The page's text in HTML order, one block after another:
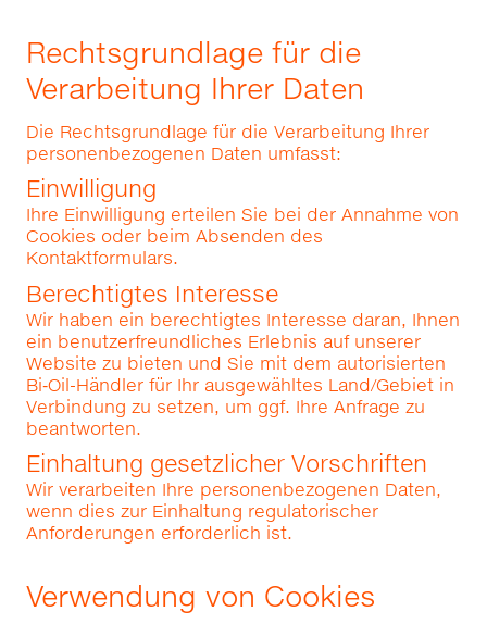
Rechtsgrundlage für die
Verarbeitung Ihrer Daten
Die Rechtsgrundlage für die Verarbeitung Ihrer
personenbezogenen Daten umfasst:
Einwilligung
Ihre Einwilligung erteilen Sie bei der Annahme von
Cookies oder beim Absenden des
Kontaktformulars.
Berechtigtes Interesse
Wir haben ein berechtigtes Interesse daran, Ihnen
ein benutzerfreundliches Erlebnis auf unserer
Website zu bieten und Sie mit dem autorisierten
Bi‑Oil-Händler für Ihr ausgewähltes Land/Gebiet in
Verbindung zu setzen, um ggf. Ihre Anfrage zu
beantworten.
Einhaltung gesetzlicher Vorschriften
Wir verarbeiten Ihre personenbezogenen Daten,
wenn dies zur Einhaltung regulatorischer
Anforderungen erforderlich ist.
Verwendung von Cookies